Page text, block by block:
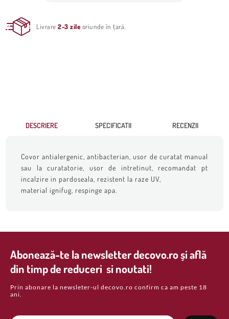
Livrare2-3 zile oriunde în țară.
DESCRIERE SPECIFICATII RECENZII
Covor antialergenic, antibacterian, usor de curatat manual
sau la curatatorie, usor de intretinut, recomandat pt
incalzire in pardoseala, rezistent la raze UV,
material ignifug, respinge apa.
Abonează-te la newsletter decovo.ro și află
din timp de reduceri si noutati!
Prin abonare la newsleter-ul decovo.ro confirm ca am peste 18
ani.